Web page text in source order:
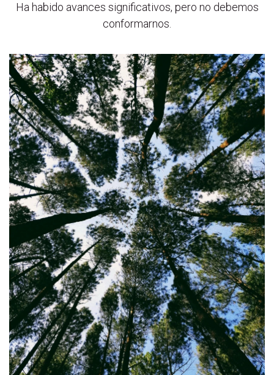
Ha habido avances significativos, pero no debemos
conformarnos.